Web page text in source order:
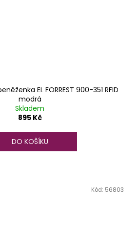
EL FORREST 900-351 RFID
modrá
Skladem
895 Kč
DO KOŠÍKU
Kód: 56803